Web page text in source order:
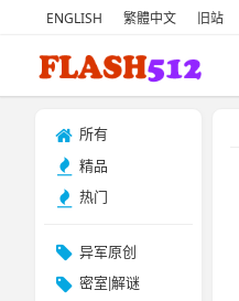
ENGLISH 繁體中文 旧站
所有
精品
热门
异军原创
密室|解谜